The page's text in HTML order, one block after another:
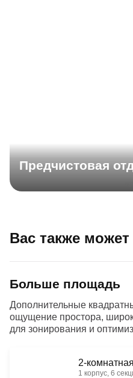
Предчистовая
Вас также может
Больше площадь
Дополнительные
ощущение простора,
для зонирования и
2-
1 корпус, 6